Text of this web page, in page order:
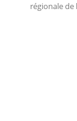
régionale